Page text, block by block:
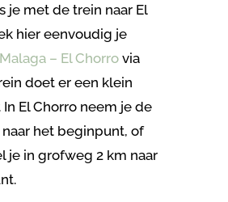
je met de trein naar El
hier eenvoudig je
– El Chorrovia
doet er een klein
In El Chorro neem je de
het beginpunt, of
je in grofweg 2 km naar